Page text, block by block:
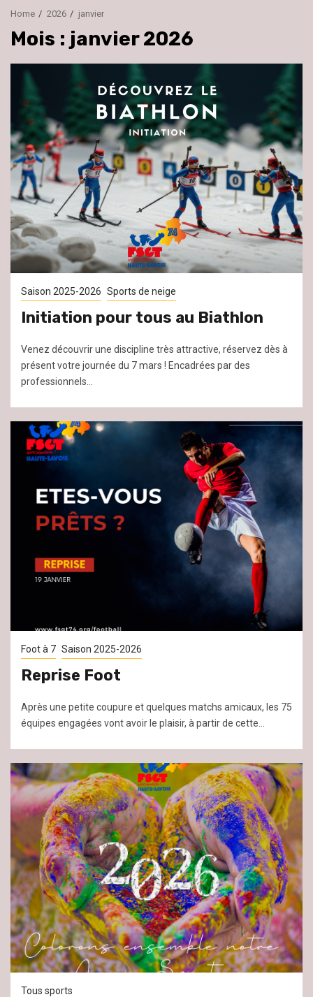
Home 2026 janvier
Mois : janvier 2026
Saison 2025-2026 Sports de neige
Initiation pour tous au Biathlon
Venez découvrir une discipline très attractive, réservez dès à
présent votre journée du 7 mars ! Encadrées par des
professionnels...
Foot à 7 Saison 2025-2026
Reprise Foot
Après une petite coupure et quelques matchs amicaux, les 75
équipes engagées vont avoir le plaisir, à partir de cette...
Tous sports